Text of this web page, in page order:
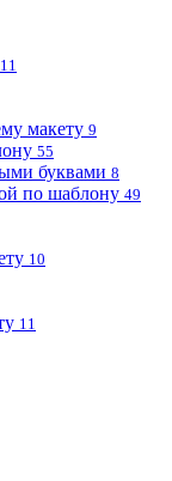
11
макету 9
55
буквами 8
по шаблону 49
10
11